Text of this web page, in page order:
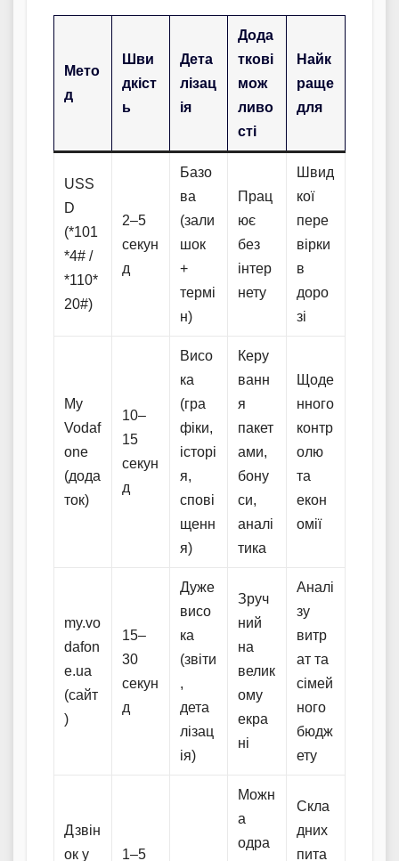
Мето
д
Шви
дкіст
ь
Дета
лізац
ія
Дода
ткові
мож
ливо
сті
Найк
раще
для
USS
D
(*101
*4# /
*110*
20#)
2–5
секун
д
Базо
ва
(зали
шок
+
термі
н)
Прац
ює
без
інтер
нету
Швид
кої
пере
вірки
в
доро
зі
My
Vodaf
one
(дода
ток)
10–
15
секун
д
Висо
ка
(гра
фіки,
історі
я,
спові
щенн
я)
Керу
ванн
я
пакет
ами,
бону
си,
аналі
тика
Щоде
нного
контр
олю
та
екон
омії
my.vo
dafon
e.ua
(сайт
)
15–
30
секун
д
Дуже
висо
ка
(звіти
,
дета
лізац
ія)
Зруч
ний
на
велик
ому
екра
ні
Аналі
зу
витр
ат та
сімей
ного
бюдж
ету
Дзвін
ок у
1–5
Можн
а
одра
Скла
дних
пита